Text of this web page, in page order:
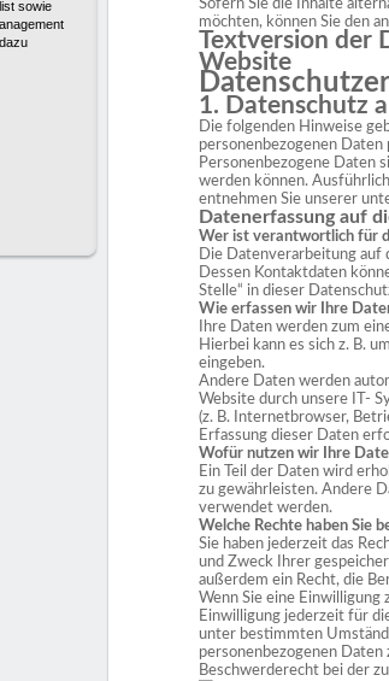
sowie
Sofern Sie die Inhalte
möchten, können Sie den
Textversion der
Website
1. Datenschutz
Die folgenden Hinweise
personenbezogenen Daten
Personenbezogene Daten
werden können.
entnehmen Sie unserer
Datenerfassung auf
Wer ist verantwortlich für
Die Datenverarbeitung auf
Dessen Kontaktdaten
Stelle“ in dieser
Wie erfassen wir Ihre
Ihre Daten werden zum
Hierbei kann es sich z. B.
eingeben.
Andere Daten werden
Website durch unsere IT-
(z. B. Internetbrowser,
Erfassung dieser Daten
Wofür nutzen wir Ihre
Ein Teil der Daten wird
zu gewährleisten. Andere
verwendet werden.
Welche Rechte haben Sie
Sie haben jederzeit das
und Zweck Ihrer
außerdem ein Recht, die
Wenn Sie eine
Einwilligung jederzeit für
unter bestimmten
personenbezogenen
Beschwerderecht bei der